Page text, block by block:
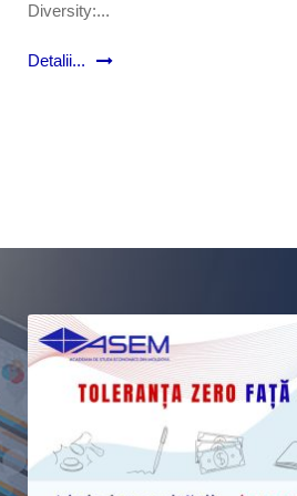
Diversity:...
Detalii...